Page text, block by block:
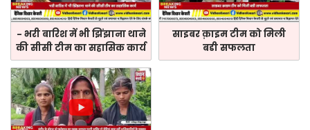
- भरी बारिश में भी झिंझाना थाने
की सीसी टीम का सहासिक कार्य
साइबर क़ाइम टीम को मिली
बडी सफलता